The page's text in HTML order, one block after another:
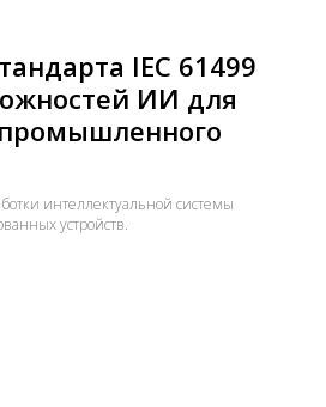
IEC 61499
ИИ для
интеллектуальной системы
устройств.